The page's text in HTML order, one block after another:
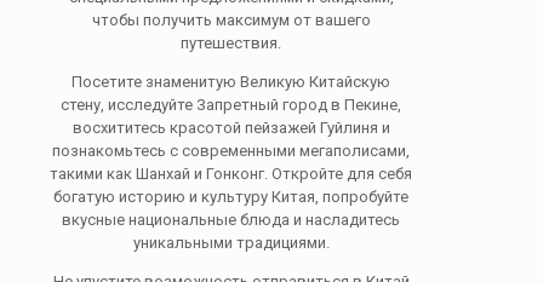
чтобы получить максимум от вашего
путешествия.
Посетите знаменитую Великую Китайскую
стену, исследуйте Запретный город в Пекине,
восхититесь красотой пейзажей Гуйлиня и
познакомьтесь с современными мегаполисами,
такими как Шанхай и Гонконг. Откройте для себя
богатую историю и культуру Китая, попробуйте
вкусные национальные блюда и насладитесь
уникальными традициями.